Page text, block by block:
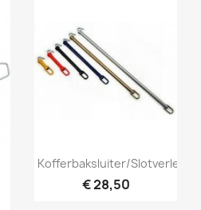
Snel bekijken
Kofferbaksluiter/slotverlen...
€ 28,50